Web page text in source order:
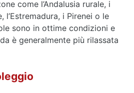
come l’Andalusia rurale, i
l’Estremadura, i Pirenei o le
sono in ottime condizioni e
è generalmente più rilassata